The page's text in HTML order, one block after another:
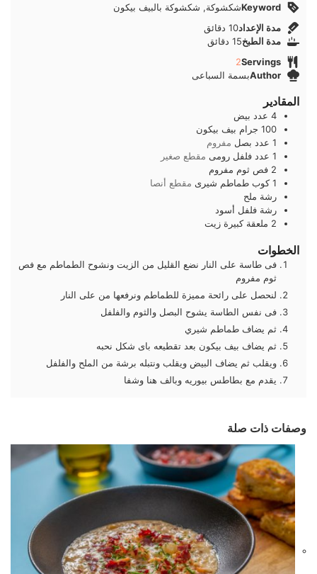
Keywordشكشوكة, شكشوكة بالبيف بيكون
مدة الإعداد10دقائق
دقائق
مدة الطبخ15دقائق
دقائق
Servings
2
Authorبسمة السباعى
المقادير
4 عدد بيض
100 جرام بيف بيكون
1 عدد بصل مفروم
1 عدد فلفل رومى مقطع صغير
2 فص ثوم مفروم
1 كوب طماطم شيرى مقطع أنصا
رشة ملح
رشة فلفل أسود
2 ملعقة كبيرة زيت
الخطوات
فى طاسة على النار نضع القليل من الزيت ونشوح الطماطم مع فص
ثوم مفروم
لنحصل على رائحة مميزة للطماطم ونرفعها من على النار
فى نفس الطاسة يشوح البصل والثوم والفلفل
ثم يضاف طماطم شيري
ثم يضاف بيف بيكون بعد تقطيعه باى شكل نحبه
ويقلب ثم يضاف البيض ويقلب ونتبله برشة من الملح والفلفل
يقدم مع بطاطس بيوريه وبالف هنا وشفا
وصفات ذات صلة